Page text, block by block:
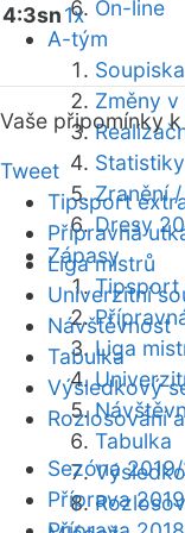
On-line
A-tým
Soupiska
Změny
Statistiky
Zranění
Dresy
Zápasy
Tipsport
Liga
Tabulka
4:3sn1x
Vaše připomínky
Tweet
Tipsport
Přípravná
Liga mistrů
Univerzitní
Návštěvnost
Tabulka
Výsledkový
Rozlosování
Sezóna
Příprava